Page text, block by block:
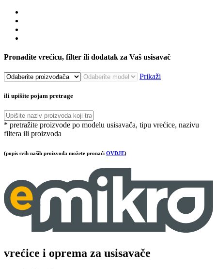
Pronađite vrećicu, filter ili dodatak za Vaš usisavač
Prikaži
ili upišite pojam pretrage
* pretražite proizvode po modelu usisavača, tipu vrećice, nazivu
filtera ili proizvoda
(popis svih naših proizvoda možete pronaći OVDJE)
vrećice i oprema za usisavače